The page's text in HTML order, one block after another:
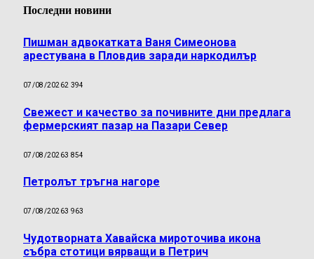
Последни новини
Пишман адвокатката Ваня Симеонова
арестувана в Пловдив заради наркодилър
07/08/20262 394
Свежест и качество за почивните дни предлага
фермерският пазар на Пазари Север
07/08/20263 854
Петролът тръгна нагоре
07/08/20263 963
Чудотворната Хавайска мироточива икона
събра стотици вярващи в Петрич